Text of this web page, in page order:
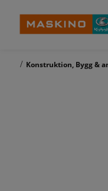
/ Konstruktion, Bygg &